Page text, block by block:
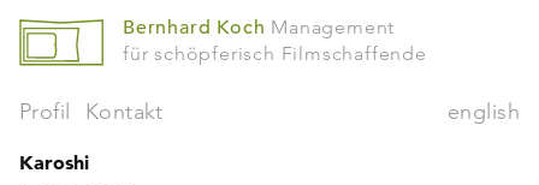
Bernhard Koch Management
für schöpferisch Filmschaffende
Profil Kontakt english
Karoshi